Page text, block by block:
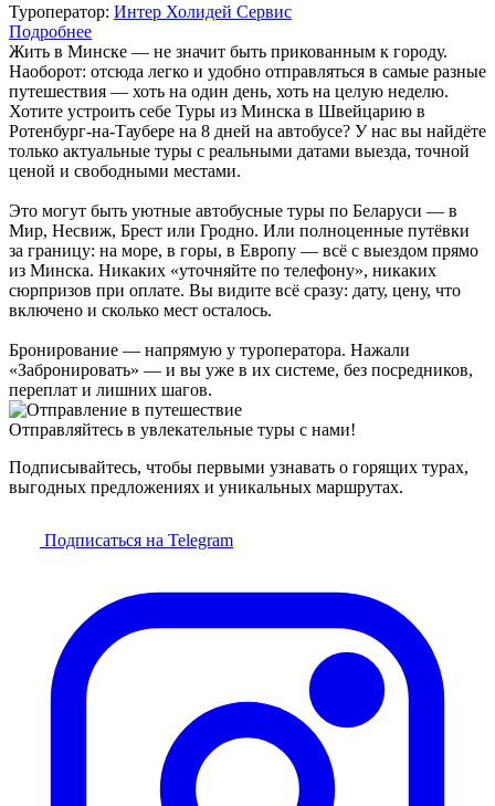
Туроператор: Интер Холидей Сервис
Подробнее
Жить в Минске — не значит быть прикованным к городу.
Наоборот: отсюда легко и удобно отправляться в самые разные
путешествия — хоть на один день, хоть на целую неделю.
Хотите устроить себе Туры из Минска в Швейцарию в
Ротенбург-на-Таубере на 8 дней на автобусе? У нас вы найдёте
только актуальные туры с реальными датами выезда, точной
ценой и свободными местами.
Это могут быть уютные автобусные туры по Беларуси — в
Мир, Несвиж, Брест или Гродно. Или полноценные путёвки
за границу: на море, в горы, в Европу — всё с выездом прямо
из Минска. Никаких «уточняйте по телефону», никаких
сюрпризов при оплате. Вы видите всё сразу: дату, цену, что
включено и сколько мест осталось.
Бронирование — напрямую у туроператора. Нажали
«Забронировать» — и вы уже в их системе, без посредников,
переплат и лишних шагов.
Отправляйтесь в увлекательные туры с нами!
Подписывайтесь, чтобы первыми узнавать о горящих турах,
выгодных предложениях и уникальных маршрутах.
Подписаться на Telegram